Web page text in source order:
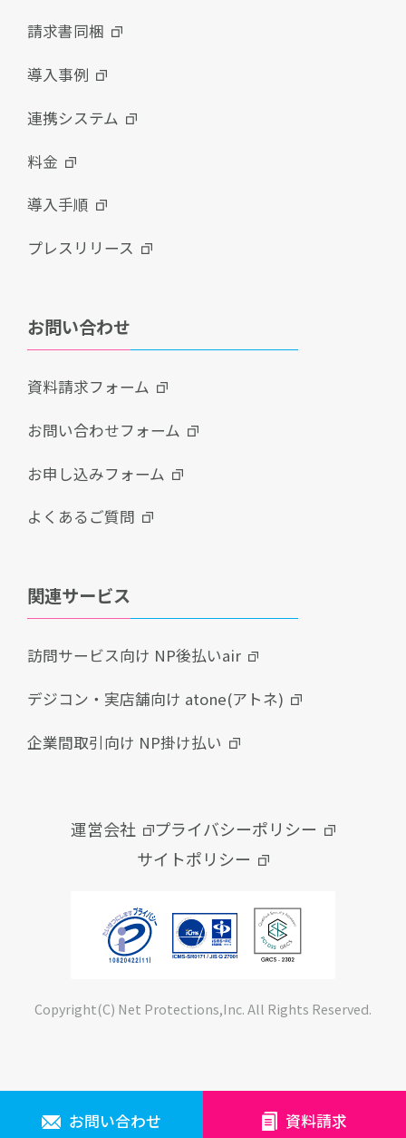
お問い合わせ 資料請求
請求書同梱
導入事例
連携システム
料金
導入手順
プレスリリース
お問い合わせ
資料請求フォーム
お問い合わせフォーム
お申し込みフォーム
よくあるご質問
関連サービス
訪問サービス向け NP後払いair
デジコン・実店舗向け atone(アトネ)
企業間取引向け NP掛け払い
運営会社
プライバシーポリシー
サイトポリシー
Copyright(C) Net Protections,Inc. All Rights Reserved.